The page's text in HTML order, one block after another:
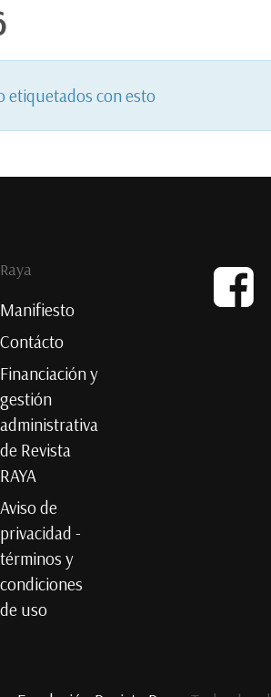
etiquetados con esto
Raya
Manifiesto
Contácto
Financiación y
gestión
administrativa
de Revista
RAYA
Aviso de
privacidad -
términos y
condiciones
de uso